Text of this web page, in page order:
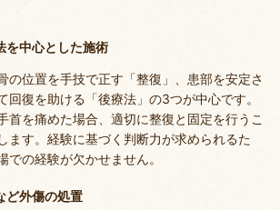
を中心とした施術
の位置を手技で正す「整復」、患部を安定さ
回復を助ける「後療法」の3つが中心です。
首を痛めた場合、適切に整復と固定を行うこ
ます。経験に基づく判断力が求められるた
での経験が欠かせません。
ど外傷の処置